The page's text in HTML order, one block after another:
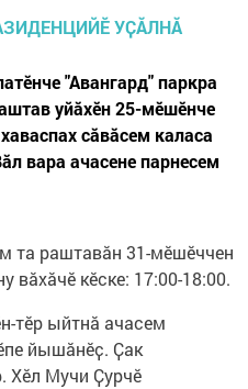
"Авангард" паркра
уйӑхӗн 25-мӗшӗнче
сӑвӑсем каласа
вара ачасене парнесем
та раштавӑн 31-мӗшӗччен
вӑхӑчӗ кӗске: 17:00-18:00.
тӗр ыйтнӑ ачасем
йышӑнӗҫ. Ҫак
Хӗл Мучи Ҫурчӗ